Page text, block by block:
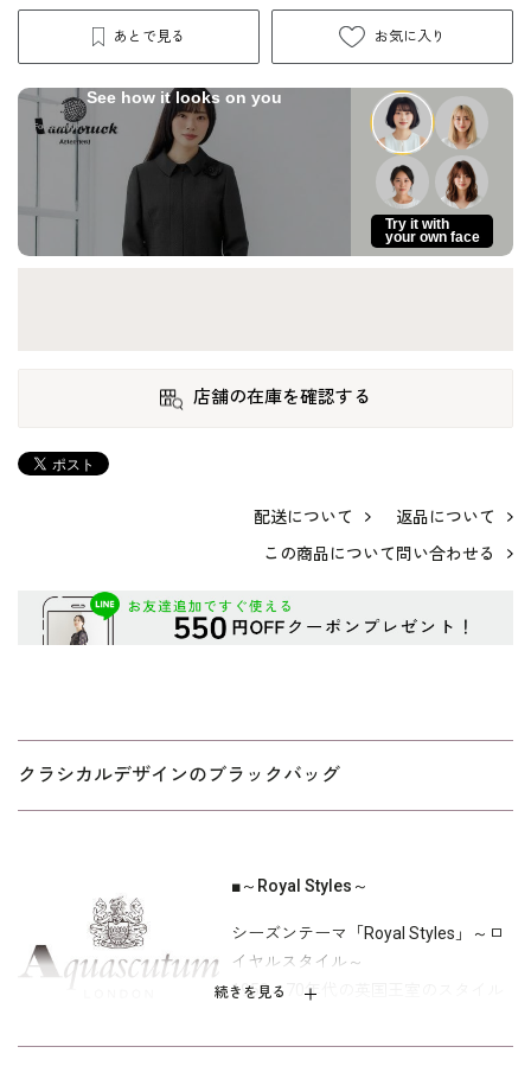
あとで見る お気に入り
See how it looks on you
Try it with
your own face
店舗の在庫を確認する
配送について
返品について
この商品について問い合わせる
クラシカルデザインのブラックバッグ
続きを見る
■～Royal Styles～
シーズンテーマ「Royal Styles」～ロ
イヤルスタイル～
1950～70年代の英国王室のスタイル
モチーフの提案。